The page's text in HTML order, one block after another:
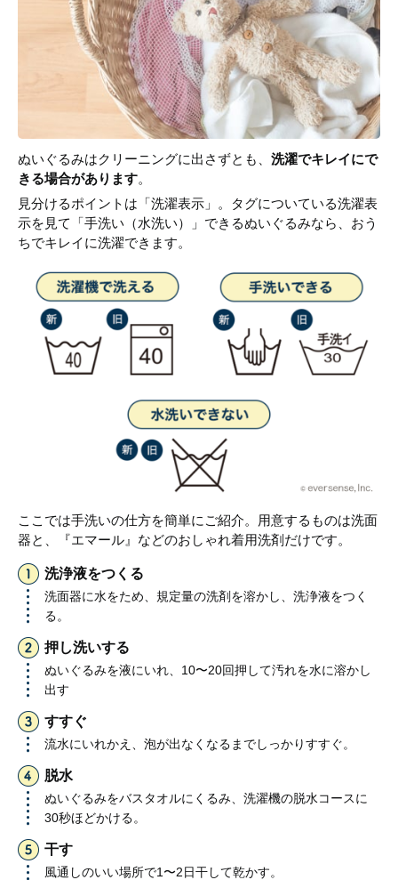
ぬいぐるみはクリーニングに出さずとも、 洗濯でキレイにで
きる場合があります。
見分けるポイントは「洗濯表示」。タグについている洗濯表
示を見て「手洗い（水洗い）」できるぬいぐるみなら、おう
ちでキレイに洗濯できます。
ここでは手洗いの仕方を簡単にご紹介。用意するものは洗面
器と、『エマール』などのおしゃれ着用洗剤だけです。
洗浄液をつくる
洗面器に水をため、規定量の洗剤を溶かし、洗浄液をつく
る。
押し洗いする
ぬいぐるみを液にいれ、10〜20回押して汚れを水に溶かし
出す
すすぐ
流水にいれかえ、泡が出なくなるまでしっかりすすぐ。
脱水
ぬいぐるみをバスタオルにくるみ、洗濯機の脱水コースに
30秒ほどかける。
干す
風通しのいい場所で1〜2日干して乾かす。